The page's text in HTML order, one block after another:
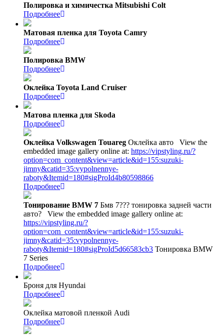
Полировка и химичестка Mitsubishi Colt
Подробнее
Матовая пленка для Toyota Camry
Подробнее
Полировка BMW
Подробнее
Оклейка Toyota Land Cruiser
Подробнее
Матова пленка для Skoda
Подробнее
Оклейка Volkswagen Touareg Оклейка авто
View the
embedded image gallery online at: https://vipstyling.ru/?
option=com_content&view=article&id=155:suzuki-
jimny&catid=35:vypolnennye-
raboty&Itemid=180#sigProId4b80598866
Подробнее
Тонирование BMW 7 Бмв 7??? тонировка задней части
авто?
View the embedded image gallery online at:
https://vipstyling.ru/?
option=com_content&view=article&id=155:suzuki-
jimny&catid=35:vypolnennye-
raboty&Itemid=180#sigProId5d66583cb3 Тонировка BMW
7 Series
Подробнее
Броня для Hyundai
Подробнее
Оклейка матовой пленкой Audi
Подробнее